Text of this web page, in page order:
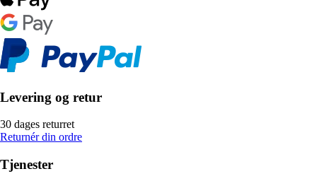
Levering og retur
30 dages returret
Returnér din ordre
Tjenester